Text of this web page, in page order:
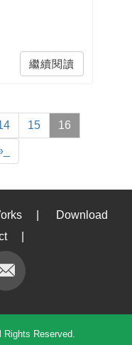
繼續閱讀
15 16
Download
Reserved.